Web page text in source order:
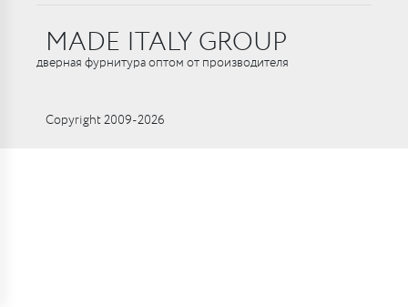
MADE ITALY GROUP
дверная фурнитура оптом от производителя
Copyright 2009-2026